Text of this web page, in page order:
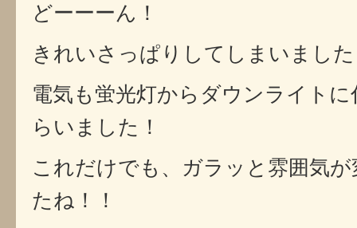
どーーーん！
きれいさっぱりしてしまいまし
電気も蛍光灯からダウンライト
らいました！
これだけでも、ガラッと雰囲気
たね！！